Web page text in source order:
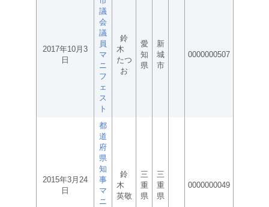
2017年10月3
日
議
会
議
員
マ
ニ
フ
ェ
ス
ト
鈴
木
たつ
お
愛
知
県
新
城
市
0000000507
2015年3月24
日
都
道
府
県
知
事
マ
ニ
鈴
木
英敬
三
重
県
三
重
県
0000000049